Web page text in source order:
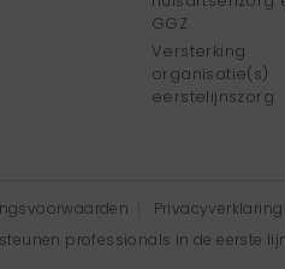
GGZ
Versterking
organisatie(s)
eerstelijnszorg
Privacyverklaring
professionals in de eerste